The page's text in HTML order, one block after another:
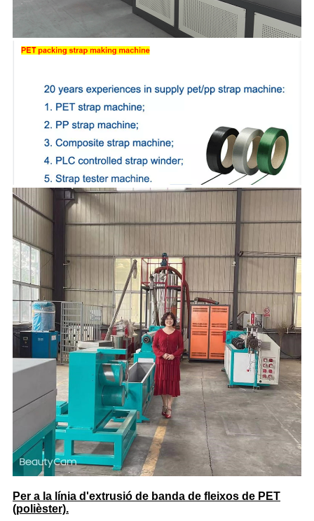
Per a la línia d'extrusió de banda de fleixos de PET
(polièster).